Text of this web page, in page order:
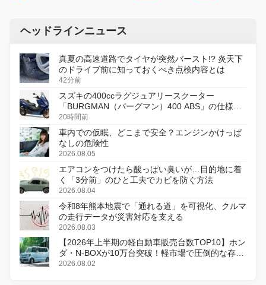
ヘッドラインニュース
真夏の高速道路でタイヤが突然バースト!? 炎天下
のドライブ前に知っておくべき点検内容とは
42分前
スズキの400ccラグジュアリースクーター
「BURGMAN（バーグマン）400 ABS」の仕様を
変更し、8月18日に発売
20時間前
車内での仮眠、どこまで安全？エンジンかけっぱ
なしの危険性
2026.08.05
エアコンをつけたら酸っぱい臭いが…目的地に着
く「3分前」のひと工夫でカビを防ぐ方法
2026.08.04
令和8年熊本地震で「通れる道」を可視化、クルマ
の走行データが災害対応を支える
2026.08.03
【2026年上半期の軽自動車販売台数TOP10】ホン
ダ・N-BOXが10万台突破！軽市場で圧倒的な存在
感
2026.08.02